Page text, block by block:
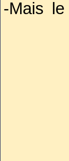
-Mais le
C’est
aussi